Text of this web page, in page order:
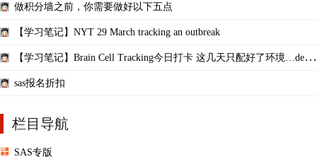
做积分墙之前，你需要做好以下五点
【学习笔记】NYT 29 March tracking an outbreak
【学习笔记】Brain Cell Tracking今日打卡 这几天只配好了环境…de了
sas报名折扣
栏目导航
SAS专版